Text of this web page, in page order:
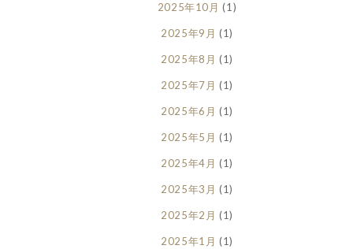
2025年10月 (1)
2025年9月 (1)
2025年8月 (1)
2025年7月 (1)
2025年6月 (1)
2025年5月 (1)
2025年4月 (1)
2025年3月 (1)
2025年2月 (1)
2025年1月 (1)